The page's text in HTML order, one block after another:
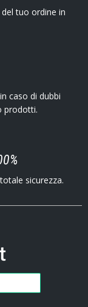
tuo ordine in
caso di dubbi
prodotti.
sicurezza.